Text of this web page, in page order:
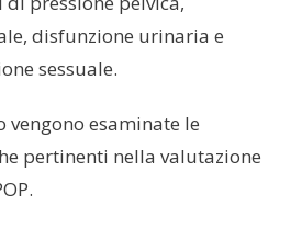
disfunzione urinaria e
sessuale.
vengono esaminate le
pertinenti nella valutazione